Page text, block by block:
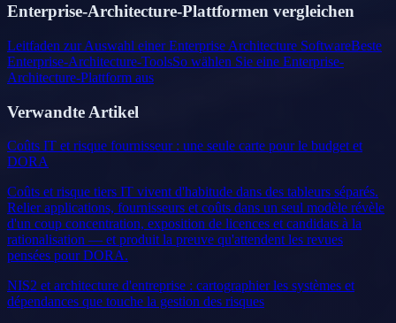
Enterprise-Architecture-Plattformen vergleichen
Leitfaden zur Auswahl einer Enterprise Architecture SoftwareBeste
Enterprise-Architecture-ToolsSo wählen Sie eine Enterprise-
Architecture-Plattform aus
Verwandte Artikel
Coûts IT et risque fournisseur : une seule carte pour le budget et
DORA
Coûts et risque tiers IT vivent d'habitude dans des tableurs séparés.
Relier applications, fournisseurs et coûts dans un seul modèle révèle
d'un coup concentration, exposition de licences et candidats à la
rationalisation — et produit la preuve qu'attendent les revues
pensées pour DORA.
NIS2 et architecture d'entreprise : cartographier les systèmes et
dépendances que touche la gestion des risques